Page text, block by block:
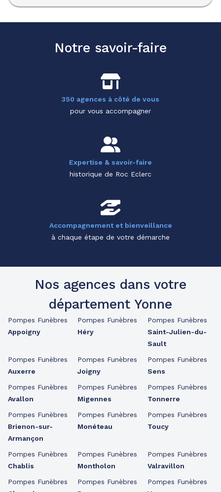
Notre savoir-faire
350 agences à côté de vous
pour vous accompagner
Expertise & savoir-faire
historique de Roc Eclerc
Accompagnement et bienveillance
à chaque étape de votre démarche
Nos agences dans votre
département Yonne
Pompes Funèbres
Appoigny
Pompes Funèbres
Auxerre
Pompes Funèbres
Avallon
Pompes Funèbres
Brienon-sur-
Armançon
Pompes Funèbres
Chablis
Pompes Funèbres
Pompes Funèbres
Héry
Pompes Funèbres
Joigny
Pompes Funèbres
Migennes
Pompes Funèbres
Monéteau
Pompes Funèbres
Montholon
Pompes Funèbres
Pompes Funèbres
Saint-Julien-du-
Sault
Pompes Funèbres
Sens
Pompes Funèbres
Tonnerre
Pompes Funèbres
Toucy
Pompes Funèbres
Valravillon
Pompes Funèbres